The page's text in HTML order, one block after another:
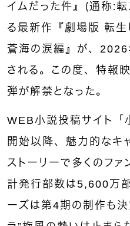
イムだった件』（通称：
る最新作『劇場版 転生
蒼海の涙編』が、2026
される。この度、特報
弾が解禁となった。
WEB小説投稿サイト「
開始以降、魅力的なキ
ストーリーで多くのフ
計発行部数は5,600万
ーズは第4期の制作も